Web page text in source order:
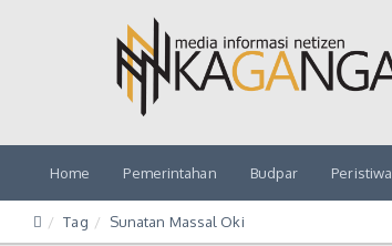
Home Pemerintahan Budpar Peristiwa
Tag Sunatan Massal Oki